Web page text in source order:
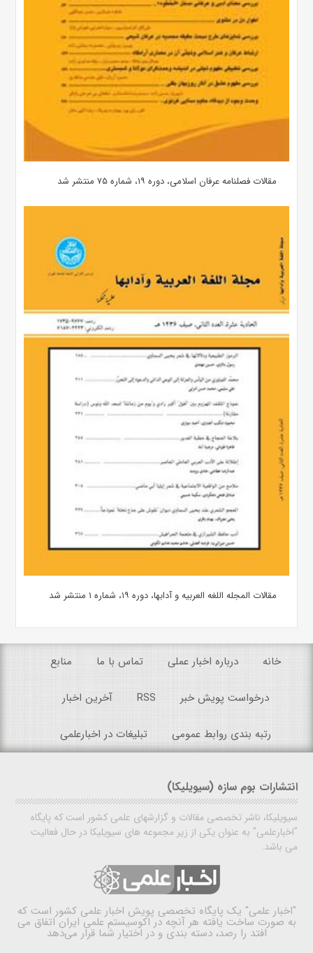
مقالات فصلنامه عرفان اسلامی، دوره ۱۹، شماره ۷۵ منتشر شد
مقالات المجله اللغه العربیه و آدابها، دوره ۱۹، شماره ۱ منتشر شد
خانه درباره اخبار عملی تماس با ما منابع
درخواست پویش خبر RSS آخرین اخبار
رتبه بندی روابط عمومی تبلیغات در اخبارعلمی
انتشارات بوم سازه (سیویلیکا)
سیویلیکا، ناشر تخصصی مقالات و گزارشهای علمی کشور است که پایگاه
"اخبارعلمی" به عنوان یکی از زیر مجموعه های سیویلیکا در حال فعالیت
می باشد.
"اخبار علمی" یک پایگاه تخصصی پویش اخبار علمی کشور است که
به صورت ساخت یافته هر آنچه در اکوسیستم علمی ایران اتفاق می
افتد را رصد، دسته بندی و در اختیار شما قرار می‌دهد